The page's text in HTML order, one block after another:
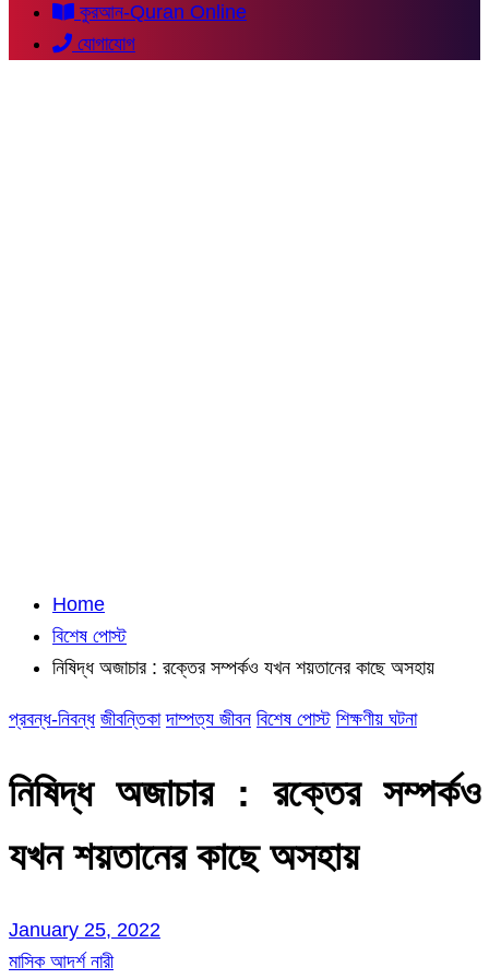
কুরআন-Quran Online
যোগাযোগ
Home
বিশেষ পোস্ট
নিষিদ্ধ অজাচার : রক্তের সম্পর্কও যখন শয়তানের কাছে অসহায়
প্রবন্ধ-নিবন্ধ জীবন্তিকা দাম্পত্য জীবন বিশেষ পোস্ট শিক্ষণীয় ঘটনা
নিষিদ্ধ অজাচার : রক্তের সম্পর্কও
যখন শয়তানের কাছে অসহায়
January 25, 2022
মাসিক আদর্শ নারী